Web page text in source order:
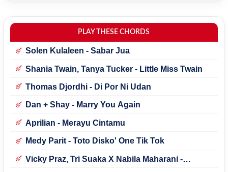
PLAY THESE CHORDS
Solen Kulaleen - Sabar Jua
Shania Twain, Tanya Tucker - Little Miss Twain
Thomas Djordhi - Di Por Ni Udan
Dan + Shay - Marry You Again
Aprilian - Merayu Cintamu
Medy Parit - Toto Disko' One Tik Tok
Vicky Praz, Tri Suaka X Nabila Maharani -